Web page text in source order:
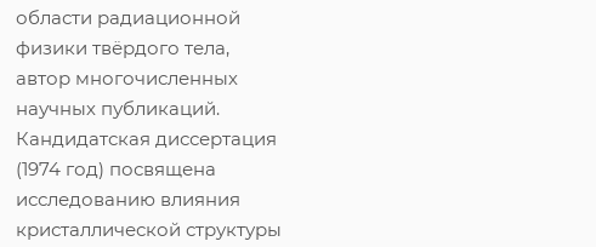
области радиационной
физики твёрдого тела,
автор многочисленных
научных публикаций.
Кандидатская диссертация
(1974 год) посвящена
исследованию влияния
кристаллической структуры